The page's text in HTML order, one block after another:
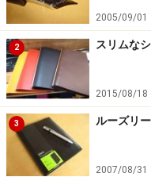
2005/09/01
2 スリムな
2015/08/18
3 ルーズリ
2007/08/31